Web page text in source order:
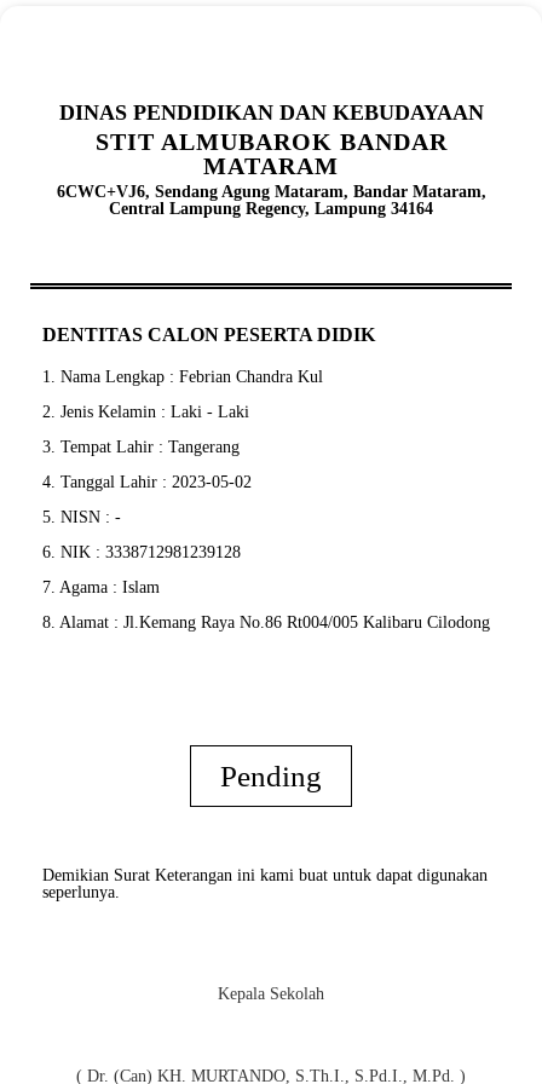
DINAS PENDIDIKAN DAN KEBUDAYAAN
STIT ALMUBAROK BANDAR
MATARAM
6CWC+VJ6, Sendang Agung Mataram, Bandar Mataram,
Central Lampung Regency, Lampung 34164
DENTITAS CALON PESERTA DIDIK
1. Nama Lengkap : Febrian Chandra Kul
2. Jenis Kelamin : Laki - Laki
3. Tempat Lahir : Tangerang
4. Tanggal Lahir : 2023-05-02
5. NISN : -
6. NIK : 3338712981239128
7. Agama : Islam
8. Alamat : Jl.Kemang Raya No.86 Rt004/005 Kalibaru Cilodong
Pending
Demikian Surat Keterangan ini kami buat untuk dapat digunakan
seperlunya.
Kepala Sekolah
( Dr. (Can) KH. MURTANDO, S.Th.I., S.Pd.I., M.Pd. )